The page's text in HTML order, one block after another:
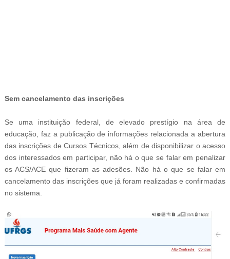
Sem cancelamento das inscrições
Se uma instituição federal, de elevado prestígio na área de
educação, faz a publicação de informações relacionada a abertura
das inscrições de Cursos Técnicos, além de disponibilizar o acesso
dos interessados em participar, não há o que se falar em penalizar
os ACS/ACE que fizeram as adesões. Não há o que se falar em
cancelamento das inscrições que já foram realizadas e confirmadas
no sistema.